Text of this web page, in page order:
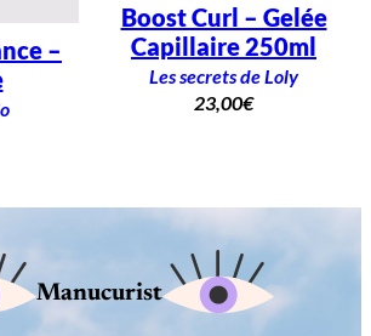
–
Boost Curl – Gelée
Capillaire 250ml
Les secrets de Loly
23,00€
Manucurist